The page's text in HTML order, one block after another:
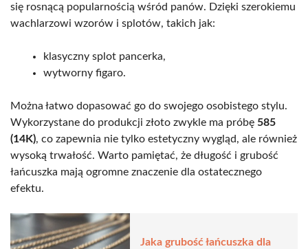
się rosnącą popularnością wśród panów. Dzięki szerokiemu
wachlarzowi wzorów i splotów, takich jak:
klasyczny splot pancerka,
wytworny figaro.
Można łatwo dopasować go do swojego osobistego stylu.
Wykorzystane do produkcji złoto zwykle ma próbę 585
(14K), co zapewnia nie tylko estetyczny wygląd, ale również
wysoką trwałość. Warto pamiętać, że długość i grubość
łańcuszka mają ogromne znaczenie dla ostatecznego
efektu.
Jaka grubość łańcuszka dla